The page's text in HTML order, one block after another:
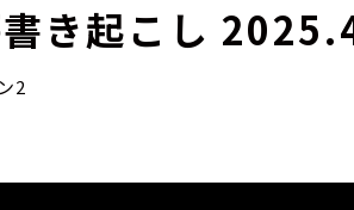
書き起こし
2